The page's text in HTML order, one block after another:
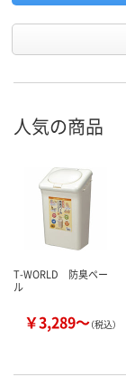
人気の商品
T-WORLD 防臭ペー
ル
￥3,289～（税込）